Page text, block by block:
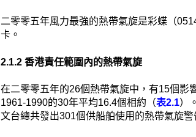
二零零五年風力最強的熱帶氣旋是彩蝶（
卡。
2.1.2 香港責任範圍內的熱帶氣旋
在二零零五年的26個熱帶氣旋中，有15個影
1961-1990的30年平均16.4個相約（表2.1）
文台總共發出301個供船舶使用的熱帶氣旋警